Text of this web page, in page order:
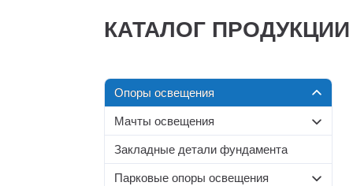
КАТАЛОГ ПРОДУКЦИИ
Oпоры oсвeщения
Силовые опоры освещения
Граненые силовые опоры
МС
Круглоконические силовые
Несиловые опоры
освещения
Мачты освещения
Со стационарной короной
МС-С
Закладные детали фундамента
Парковые опоры освещения